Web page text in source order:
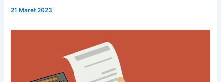
21 Maret 2023